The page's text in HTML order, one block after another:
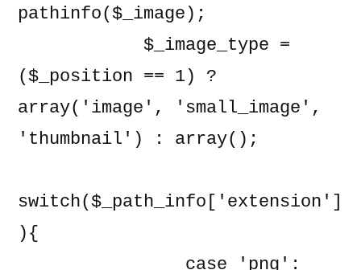
pathinfo($_image);
($_position == 1) ?
array('image', 'small_image',
'thumbnail') : array();
switch($_path_info['extension']
){